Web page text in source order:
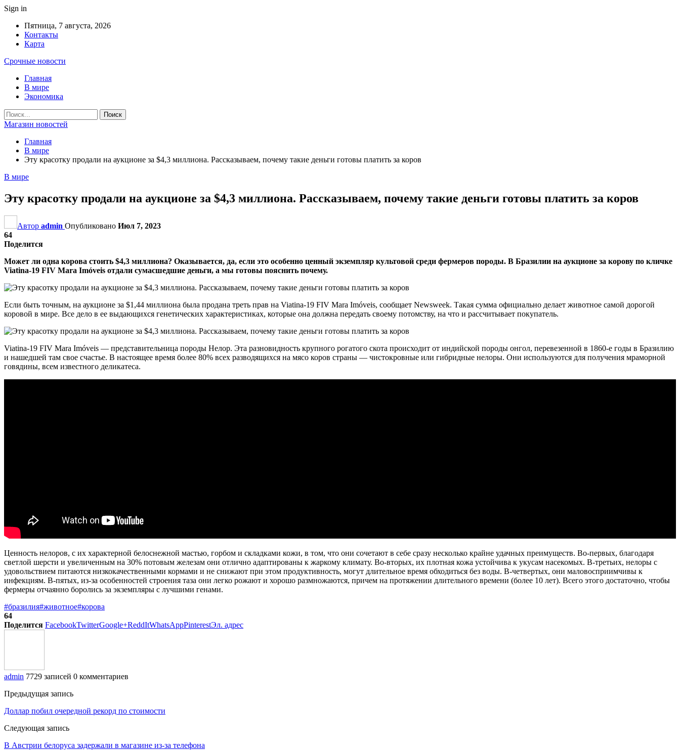
Sign in
Пятница, 7 августа, 2026
Контакты
Карта
Срочные новости
Главная
В мире
Экономика
Магазин новостей
Главная
В мире
Эту красотку продали на аукционе за $4,3 миллиона. Рассказываем, почему такие деньги готовы платить за коров
В мире
Эту красотку продали на аукционе за $4,3 миллиона. Рассказываем, почему такие деньги готовы платить за коров
Автор admin Опубликовано Июл 7, 2023
64
Поделится
Может ли одна корова стоить $4,3 миллиона? Оказывается, да, если это особенно ценный экземпляр культовой среди фермеров породы. В Бразилии на аукционе за корову по кличке
Viatina-19 FIV Mara Imóveis отдали сумасшедшие деньги, а мы готовы пояснить почему.
Если быть точным, на аукционе за $1,44 миллиона была продана треть прав на Viatina-19 FIV Mara Imóveis, сообщает Newsweek. Такая сумма официально делает животное самой дорогой
коровой в мире. Все дело в ее выдающихся генетических характеристиках, которые она должна передать своему потомству, на что и рассчитывает покупатель.
Viatina-19 FIV Mara Imóveis — представительница породы Нелор. Эта разновидность крупного рогатого скота происходит от индийской породы онгол, перевезенной в 1860-е годы в Бразилию
и нашедшей там свое счастье. В настоящее время более 80% всех разводящихся на мясо коров страны — чистокровные или гибридные нелоры. Они используются для получения мраморной
говядины, всем известного деликатеса.
Ценность нелоров, с их характерной белоснежной мастью, горбом и складками кожи, в том, что они сочетают в себе сразу несколько крайне удачных преимуществ. Во-первых, благодаря
светлой шерсти и увеличенным на 30% потовым железам они отлично адаптированы к жаркому климату. Во-вторых, их плотная кожа устойчива к укусам насекомых. В-третьих, нелоры с
удовольствием питаются низкокачественными кормами и не снижают при этом продуктивность, могут длительное время обходиться без воды. В-четвертых, они маловосприимчивы к
инфекциям. В-пятых, из-за особенностей строения таза они легко рожают и хорошо размножаются, причем на протяжении длительного времени (более 10 лет). Всего этого достаточно, чтобы
фермеры отчаянно боролись за экземпляры с лучшими генами.
#бразилия#животное#корова
64
Поделится FacebookTwitterGoogle+ReddItWhatsAppPinterestЭл. адрес
admin 7729 записей 0 комментариев
Предыдущая запись
Доллар побил очередной рекорд по стоимости
Следующая запись
В Австрии белоруса задержали в магазине из-за телефона